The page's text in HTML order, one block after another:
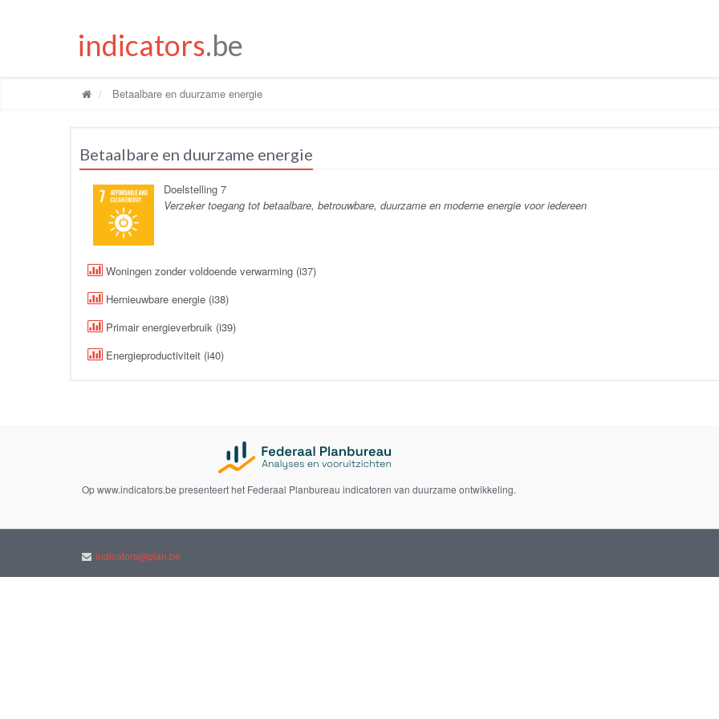
indicators.be
Betaalbare en duurzame energie
Betaalbare en duurzame energie
Doelstelling 7
Verzeker toegang tot betaalbare, betrouwbare, duurzame en moderne energie voor iedereen
Woningen zonder voldoende verwarming (i37)
Hernieuwbare energie (i38)
Primair energieverbruik (i39)
Energieproductiviteit (i40)
Op www.indicators.be presenteert het Federaal Planbureau indicatoren van duurzame ontwikkeling.
indicators@plan.be